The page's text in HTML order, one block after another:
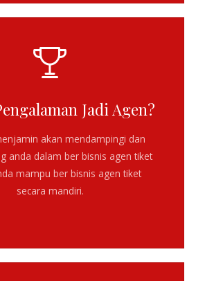
Jadi Agen?
akan mendampingi dan
anda dalam ber bisnis agen tiket
mampu ber bisnis agen tiket
secara mandiri.